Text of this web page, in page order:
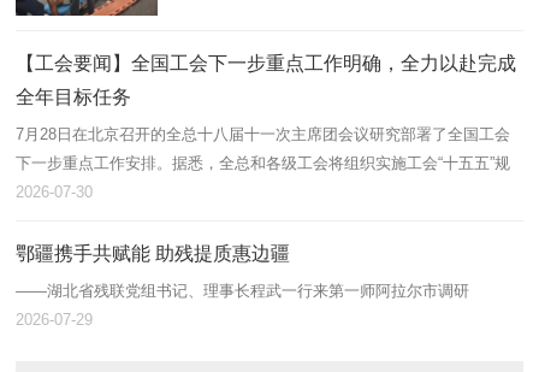
【工会要闻】全国工会下一步重点工作明确，全力以赴完成
全年目标任务
7月28日在北京召开的全总十八届十一次主席团会议研究部署了全国工会
下一步重点工作安排。据悉，全总和各级工会将组织实施工会“十五五”规
划，坚持一张蓝图绘到底，全力以赴完成全年工作目标任务。
2026-07-30
鄂疆携手共赋能 助残提质惠边疆
——湖北省残联党组书记、理事长程武一行来第一师阿拉尔市调研
2026-07-29